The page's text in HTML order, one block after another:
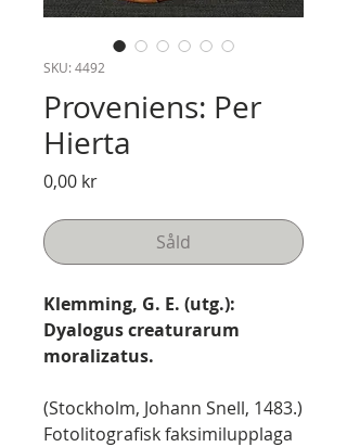
SKU: 4492
Proveniens: Per
Hierta
0,00 krPris
Såld
Klemming, G. E. (utg.):
Dyalogus creaturarum
moralizatus.
(Stockholm, Johann Snell, 1483.)
Fotolitografisk faksimilupplaga